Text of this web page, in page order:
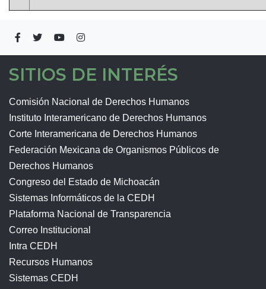
SITIOS DE INTERÉS
Comisión Nacional de Derechos Humanos
Instituto Interamericano de Derechos Humanos
Corte Interamericana de Derechos Humanos
Federación Mexicana de Organismos Públicos de
Derechos Humanos
Congreso del Estado de Michoacán
Sistemas Informáticos de la CEDH
Plataforma Nacional de Transparencia
Correo Institucional
Intra CEDH
Recursos Humanos
Sistemas CEDH